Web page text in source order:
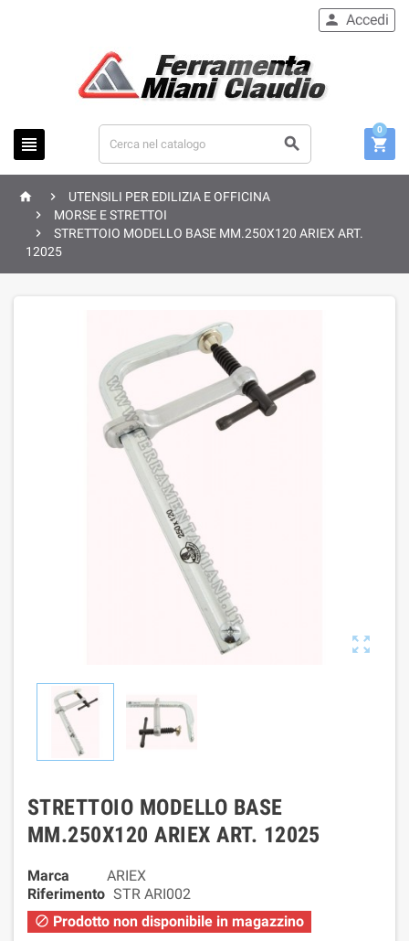
 
 Accedi

0
 
UTENSILI PER EDILIZIA E OFFICINA

MORSE E STRETTOI

STRETTOIO MODELLO BASE MM.250X120 ARIEX ART.
12025

STRETTOIO MODELLO BASE
MM.250X120 ARIEX ART. 12025
Marca
ARIEX
Riferimento STR ARI002
 Prodotto non disponibile in magazzino